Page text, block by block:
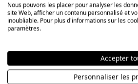
Nous pouvons les placer pour analyser les
site Web, afficher un contenu personnalisé et
inoubliable. Pour plus d'informations sur les
paramètres.
Accepter
Personnaliser les